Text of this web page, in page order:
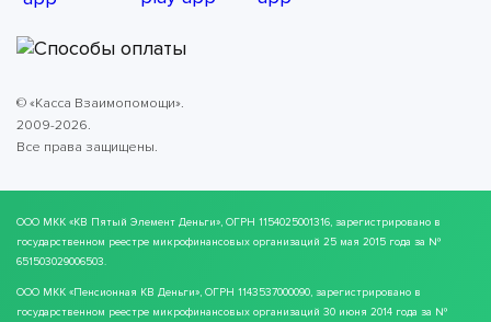
© «Касса Взаимопомощи».
2009-2026.
Все права защищены.
ООО МКК «КВ Пятый Элемент Деньги», ОГРН 1154025001316, зарегистрировано в
государственном реестре микрофинансовых организаций 25 мая 2015 года за №
651503029006503.
ООО МКК «Пенсионная КВ Деньги», ОГРН 1143537000090, зарегистрировано в
государственном реестре микрофинансовых организаций 30 июня 2014 года за №